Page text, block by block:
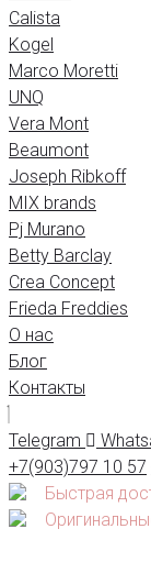
Calista
Kogel
Marco Moretti
UNQ
Vera Mont
Beaumont
Joseph Ribkoff
MIX brands
Pj Murano
Betty Barclay
Crea Concept
Frieda Freddies
О нас
Блог
Контакты
Telegram
+7(903)797 10 57
Быстрая